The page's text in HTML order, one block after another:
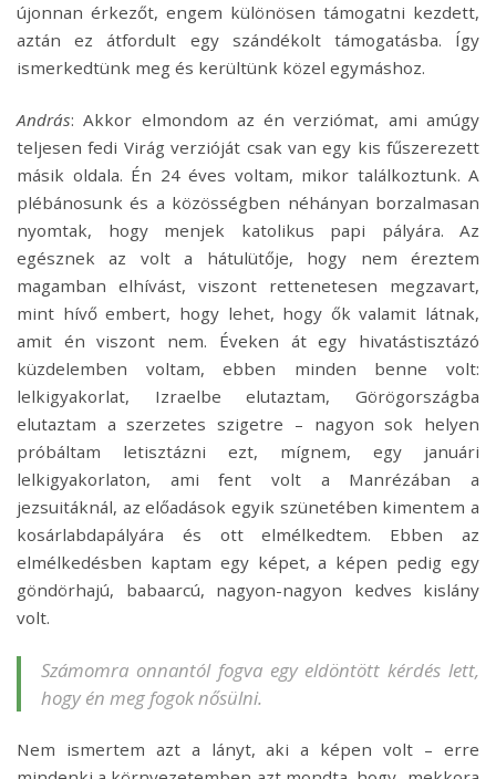
újonnan érkezőt, engem különösen támogatni kezdett,
aztán ez átfordult egy szándékolt támogatásba. Így
ismerkedtünk meg és kerültünk közel egymáshoz.
András: Akkor elmondom az én verziómat, ami amúgy
teljesen fedi Virág verzióját csak van egy kis fűszerezett
másik oldala. Én 24 éves voltam, mikor találkoztunk. A
plébánosunk és a közösségben néhányan borzalmasan
nyomtak, hogy menjek katolikus papi pályára. Az
egésznek az volt a hátulütője, hogy nem éreztem
magamban elhívást, viszont rettenetesen megzavart,
mint hívő embert, hogy lehet, hogy ők valamit látnak,
amit én viszont nem. Éveken át egy hivatástisztázó
küzdelemben voltam, ebben minden benne volt:
lelkigyakorlat, Izraelbe elutaztam, Görögországba
elutaztam a szerzetes szigetre – nagyon sok helyen
próbáltam letisztázni ezt, mígnem, egy januári
lelkigyakorlaton, ami fent volt a Manrézában a
jezsuitáknál, az előadások egyik szünetében kimentem a
kosárlabdapályára és ott elmélkedtem. Ebben az
elmélkedésben kaptam egy képet, a képen pedig egy
göndörhajú, babaarcú, nagyon-nagyon kedves kislány
volt.
Számomra onnantól fogva egy eldöntött kérdés lett,
hogy én meg fogok nősülni.
Nem ismertem azt a lányt, aki a képen volt – erre